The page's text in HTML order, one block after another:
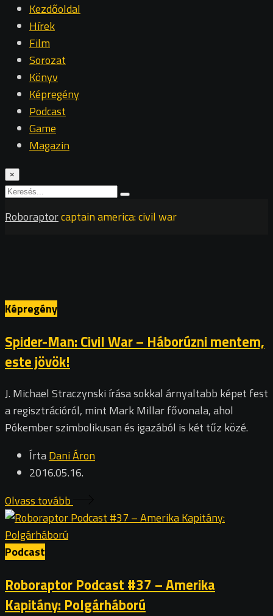
Kezdőoldal
Hírek
Film
Sorozat
Könyv
Képregény
Podcast
Game
Magazin
×
Roboraptorcaptain america: civil war
Képregény
Spider-Man: Civil War – Háborúzni mentem,
este jövök!
J. Michael Straczynski írása sokkal árnyaltabb képet fest
a regisztrációról, mint Mark Millar fővonala, ahol
Pókember szimbolikusan és igazából is két tűz közé.
ÍrtaDani Áron
2016.05.16.
Olvass tovább
Podcast
Roboraptor Podcast #37 – Amerika
Kapitány: Polgárháború